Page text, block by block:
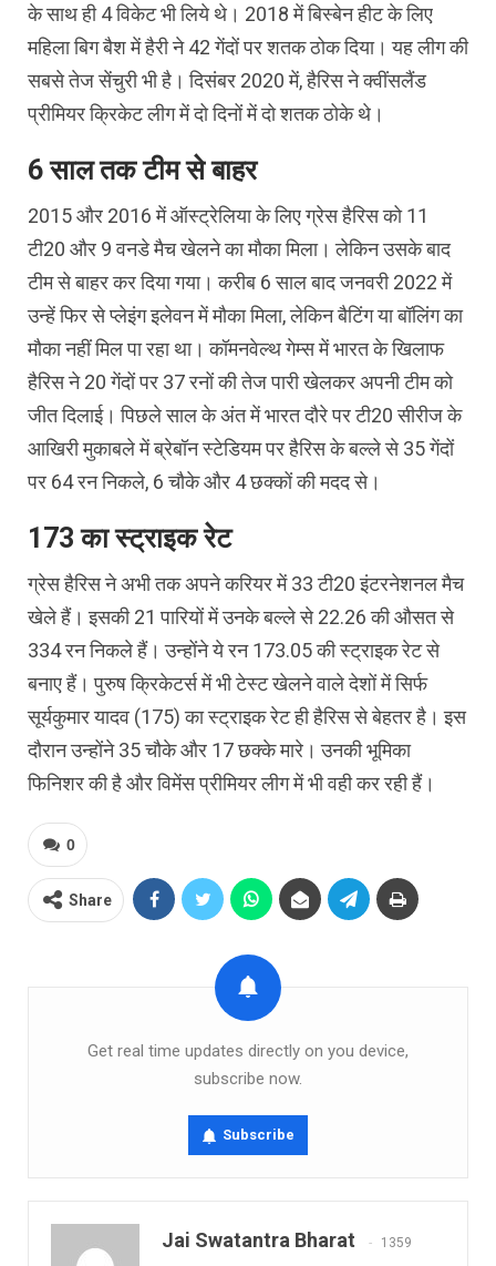
के साथ ही 4 विकेट भी लिये थे। 2018 में बिस्बेन हीट के लिए
महिला बिग बैश में हैरी ने 42 गेंदों पर शतक ठोक दिया। यह लीग की
सबसे तेज सेंचुरी भी है। दिसंबर 2020 में, हैरिस ने क्वींसलैंड
प्रीमियर क्रिकेट लीग में दो दिनों में दो शतक ठोके थे।
6 साल तक टीम से बाहर
2015 और 2016 में ऑस्ट्रेलिया के लिए ग्रेस हैरिस को 11
टी20 और 9 वनडे मैच खेलने का मौका मिला। लेकिन उसके बाद
टीम से बाहर कर दिया गया। करीब 6 साल बाद जनवरी 2022 में
उन्हें फिर से प्लेइंग इलेवन में मौका मिला, लेकिन बैटिंग या बॉलिंग का
मौका नहीं मिल पा रहा था। कॉमनवेल्थ गेम्स में भारत के खिलाफ
हैरिस ने 20 गेंदों पर 37 रनों की तेज पारी खेलकर अपनी टीम को
जीत दिलाई। पिछले साल के अंत में भारत दौरे पर टी20 सीरीज के
आखिरी मुकाबले में ब्रेबॉन स्टेडियम पर हैरिस के बल्ले से 35 गेंदों
पर 64 रन निकले, 6 चौके और 4 छक्कों की मदद से।
173 का स्ट्राइक रेट
ग्रेस हैरिस ने अभी तक अपने करियर में 33 टी20 इंटरनेशनल मैच
खेले हैं। इसकी 21 पारियों में उनके बल्ले से 22.26 की औसत से
334 रन निकले हैं। उन्होंने ये रन 173.05 की स्ट्राइक रेट से
बनाए हैं। पुरुष क्रिकेटर्स में भी टेस्ट खेलने वाले देशों में सिर्फ
सूर्यकुमार यादव (175) का स्ट्राइक रेट ही हैरिस से बेहतर है। इस
दौरान उन्होंने 35 चौके और 17 छक्के मारे। उनकी भूमिका
फिनिशर की है और विमेंस प्रीमियर लीग में भी वही कर रही हैं।
0
Share
Get real time updates directly on you device,
subscribe now.
Subscribe
Jai Swatantra Bharat 1359